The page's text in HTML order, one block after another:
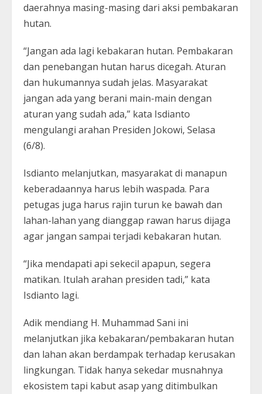
daerahnya masing-masing dari aksi pembakaran
hutan.
“Jangan ada lagi kebakaran hutan. Pembakaran
dan penebangan hutan harus dicegah. Aturan
dan hukumannya sudah jelas. Masyarakat
jangan ada yang berani main-main dengan
aturan yang sudah ada,” kata Isdianto
mengulangi arahan Presiden Jokowi, Selasa
(6/8).
Isdianto melanjutkan, masyarakat di manapun
keberadaannya harus lebih waspada. Para
petugas juga harus rajin turun ke bawah dan
lahan-lahan yang dianggap rawan harus dijaga
agar jangan sampai terjadi kebakaran hutan.
“Jika mendapati api sekecil apapun, segera
matikan. Itulah arahan presiden tadi,” kata
Isdianto lagi.
Adik mendiang H. Muhammad Sani ini
melanjutkan jika kebakaran/pembakaran hutan
dan lahan akan berdampak terhadap kerusakan
lingkungan. Tidak hanya sekedar musnahnya
ekosistem tapi kabut asap yang ditimbulkan